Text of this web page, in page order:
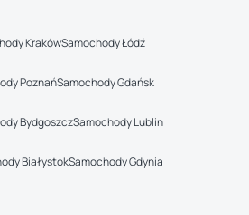
KrakówSamochody Łódź
PoznańSamochody Gdańsk
BydgoszczSamochody Lublin
BiałystokSamochody Gdynia